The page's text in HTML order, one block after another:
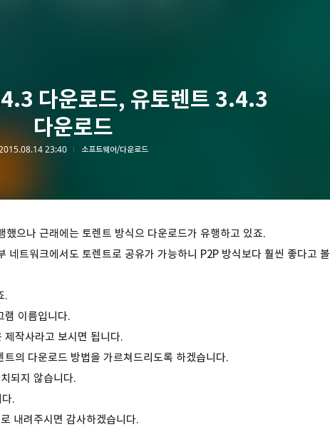
다운로드, 유토렌트 3.4.3
다운로드
23:40 소프트웨어/다운로드
으나 근래에는 토렌트 방식으 다운로드가 유행하고 있죠.
네트워크에서도 토렌트로 공유가 가능하니 P2P 방식보다 훨씬 좋다고 볼
.
램 이름입니다.
작사라고 보시면 됩니다.
의 다운로드 방법을 가르쳐드리도록 하겠습니다.
되지 않습니다.
.
내려주시면 감사하겠습니다.